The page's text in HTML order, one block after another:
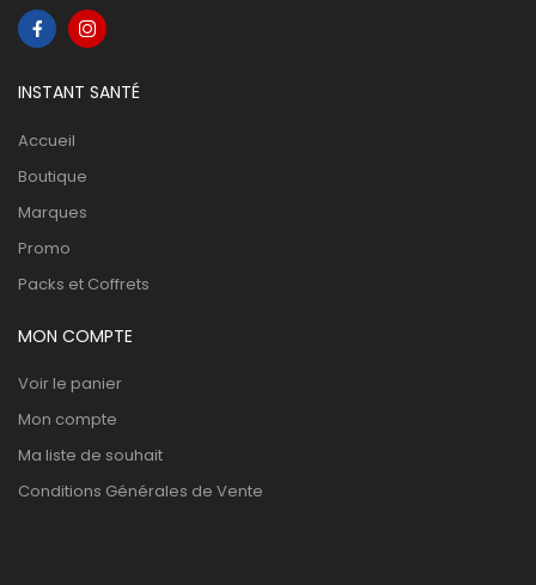
INSTANT SANTÉ
Accueil
Boutique
Marques
Promo
Packs et Coffrets
MON COMPTE
Voir le panier
Mon compte
Ma liste de souhait
Conditions Générales de Vente